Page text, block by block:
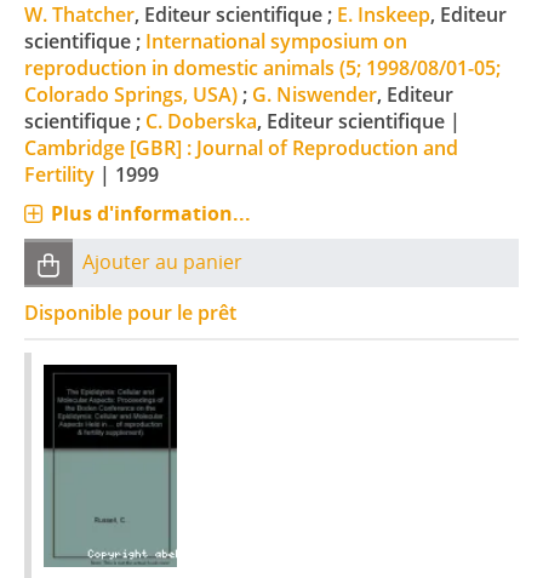
W. Thatcher, Editeur scientifique ; E. Inskeep, Editeur
scientifique ; International symposium on
reproduction in domestic animals (5; 1998/08/01-05;
Colorado Springs, USA); G. Niswender, Editeur
scientifique ; C. Doberska, Editeur scientifique |
Cambridge [GBR] : Journal of Reproduction and
Fertility | 1999
Plus d'information...
Ajouter au panier
Disponible pour le prêt